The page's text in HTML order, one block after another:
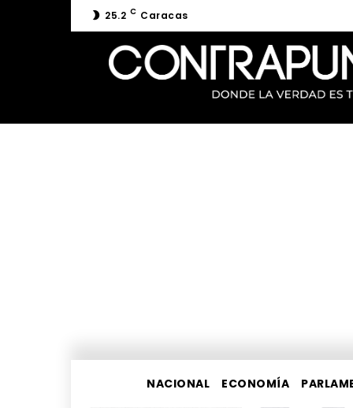
25.2 C Caracas
NACIONAL ECONOMÍA